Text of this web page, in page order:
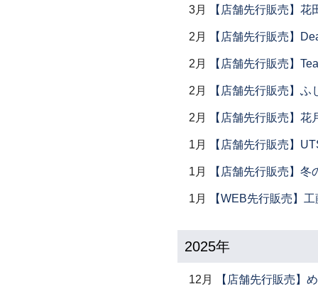
3月 【店舗先行販売】
2月 【店舗先行販売】
2月 【店舗先行販売】
2月 【店舗先行販売】
2月 【店舗先行販売】花
1月 【店舗先行販売】
1月 【店舗先行販売】冬
1月 【WEB先行販売】
2025年
12月 【店舗先行販売】